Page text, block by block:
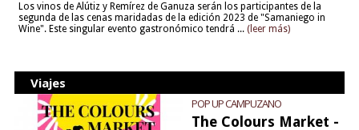
Los vinos de Alútiz y Remírez de Ganuza serán los participantes de la
segunda de las cenas maridadas de la edición 2023 de "Samaniego in
Wine". Este singular evento gastronómico tendrá ... (leer más)
Viajes
POP UP CAMPUZANO
The Colours Market -